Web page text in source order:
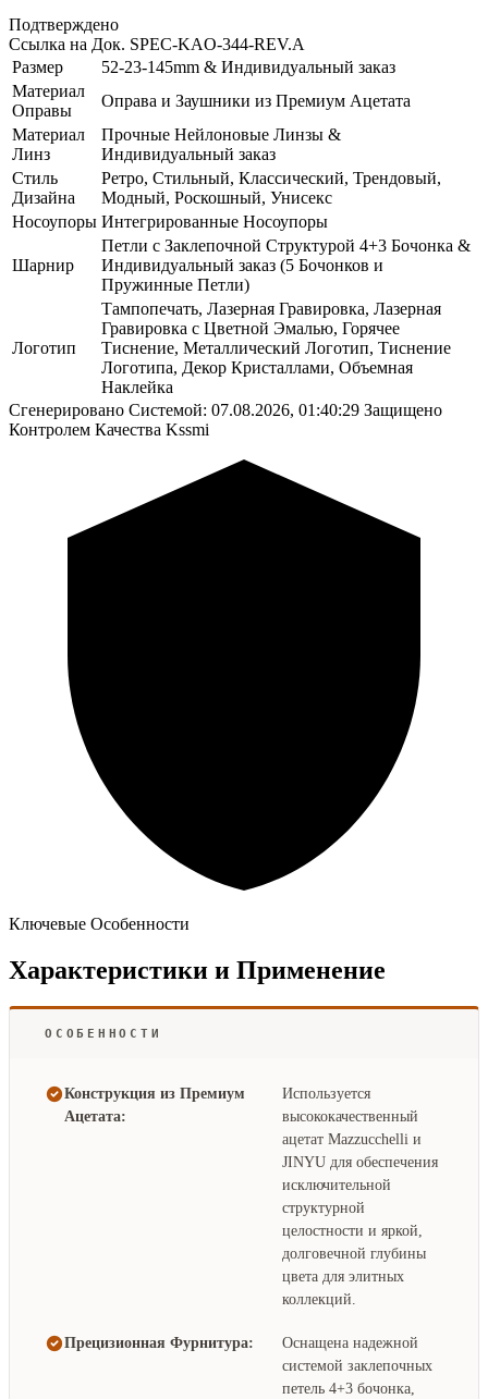
Подтверждено
Ссылка на Док. SPEC-KAO-344-REV.A
Размер
52-23-145mm & Индивидуальный заказ
Материал
Оправы
Оправа и Заушники из Премиум Ацетата
Материал
Линз
Прочные Нейлоновые Линзы &
Индивидуальный заказ
Стиль
Дизайна
Ретро, Стильный, Классический, Трендовый,
Модный, Роскошный, Унисекс
Носоупоры Интегрированные Носоупоры
Шарнир
Петли с Заклепочной Структурой 4+3 Бочонка &
Индивидуальный заказ (5 Бочонков и
Пружинные Петли)
Логотип
Тампопечать, Лазерная Гравировка, Лазерная
Гравировка с Цветной Эмалью, Горячее
Тиснение, Металлический Логотип, Тиснение
Логотипа, Декор Кристаллами, Объемная
Наклейка
Сгенерировано Системой: 07.08.2026, 01:40:29 Защищено
Контролем Качества Kssmi
Ключевые Особенности
Характеристики и Применение
ОСОБЕННОСТИ
Конструкция из Премиум
Ацетата:
Используется
высококачественный
ацетат Mazzucchelli и
JINYU для обеспечения
исключительной
структурной
целостности и яркой,
долговечной глубины
цвета для элитных
коллекций.
Прецизионная Фурнитура:
Оснащена надежной
системой заклепочных
петель 4+3 бочонка,